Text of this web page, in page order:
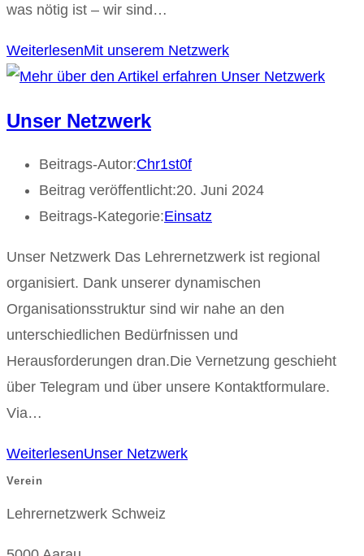
was nötig ist – wir sind…
WeiterlesenMit unserem Netzwerk
Unser Netzwerk
Beitrags-Autor:Chr1st0f
Beitrag veröffentlicht:20. Juni 2024
Beitrags-Kategorie:Einsatz
Unser Netzwerk Das Lehrernetzwerk ist regional
organisiert. Dank unserer dynamischen
Organisationsstruktur sind wir nahe an den
unterschiedlichen Bedürfnissen und
Herausforderungen dran.Die Vernetzung geschieht
über Telegram und über unsere Kontaktformulare.
Via…
WeiterlesenUnser Netzwerk
Verein
Lehrernetzwerk Schweiz